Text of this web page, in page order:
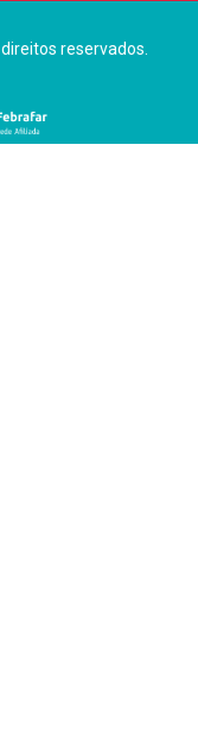
reservados.